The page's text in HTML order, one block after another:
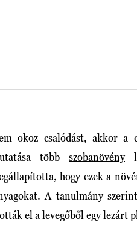
okoz csalódást, akkor a
több szobanövény
hogy ezek a
A tanulmány
el a levegőből egy lezárt